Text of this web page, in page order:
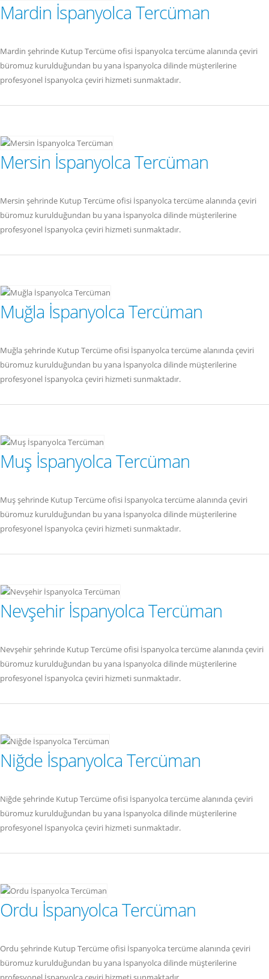
Mardin İspanyolca Tercüman
Mardin şehrinde Kutup Tercüme ofisi İspanyolca tercüme alanında çeviri
büromuz kurulduğundan bu yana İspanyolca dilinde müşterilerine
profesyonel İspanyolca çeviri hizmeti sunmaktadır.
Mersin İspanyolca Tercüman
Mersin şehrinde Kutup Tercüme ofisi İspanyolca tercüme alanında çeviri
büromuz kurulduğundan bu yana İspanyolca dilinde müşterilerine
profesyonel İspanyolca çeviri hizmeti sunmaktadır.
Muğla İspanyolca Tercüman
Muğla şehrinde Kutup Tercüme ofisi İspanyolca tercüme alanında çeviri
büromuz kurulduğundan bu yana İspanyolca dilinde müşterilerine
profesyonel İspanyolca çeviri hizmeti sunmaktadır.
Muş İspanyolca Tercüman
Muş şehrinde Kutup Tercüme ofisi İspanyolca tercüme alanında çeviri
büromuz kurulduğundan bu yana İspanyolca dilinde müşterilerine
profesyonel İspanyolca çeviri hizmeti sunmaktadır.
Nevşehir İspanyolca Tercüman
Nevşehir şehrinde Kutup Tercüme ofisi İspanyolca tercüme alanında çeviri
büromuz kurulduğundan bu yana İspanyolca dilinde müşterilerine
profesyonel İspanyolca çeviri hizmeti sunmaktadır.
Niğde İspanyolca Tercüman
Niğde şehrinde Kutup Tercüme ofisi İspanyolca tercüme alanında çeviri
büromuz kurulduğundan bu yana İspanyolca dilinde müşterilerine
profesyonel İspanyolca çeviri hizmeti sunmaktadır.
Ordu İspanyolca Tercüman
Ordu şehrinde Kutup Tercüme ofisi İspanyolca tercüme alanında çeviri
büromuz kurulduğundan bu yana İspanyolca dilinde müşterilerine